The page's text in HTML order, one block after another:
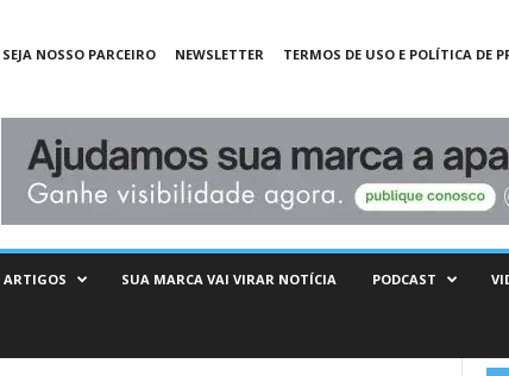
SEJA NOSSO PARCEIRO NEWSLETTER TERMOS DE USO E POLÍTICA DE
ARTIGOS SUA MARCA VAI VIRAR NOTÍCIA PODCAST